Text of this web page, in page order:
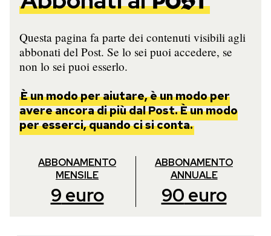
Questa pagina fa parte dei contenuti visibili agli
abbonati del Post. Se lo sei puoi accedere, se
non lo sei puoi esserlo.
È un modo per aiutare, è un modo per
avere ancora di più dal Post. È un modo
per esserci, quando ci si conta.
ABBONAMENTO
MENSILE
9 euro
ABBONAMENTO
ANNUALE
90 euro